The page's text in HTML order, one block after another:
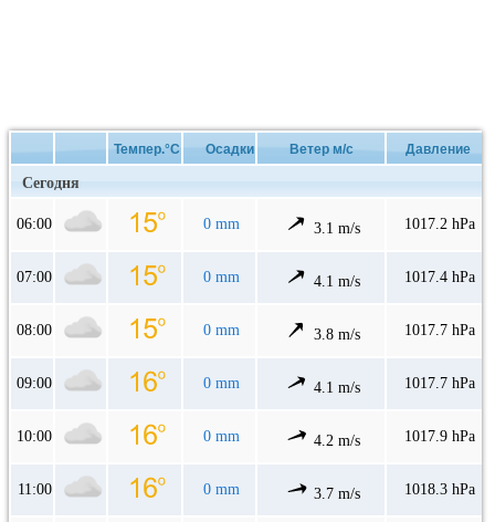
Темпер.°C Осадки Ветер м/с Давление
Сегодня
06:00 0 mm 3.1 m/s 1017.2 hPa
07:00 0 mm 4.1 m/s 1017.4 hPa
08:00 0 mm 3.8 m/s 1017.7 hPa
09:00 0 mm 4.1 m/s 1017.7 hPa
10:00 0 mm 4.2 m/s 1017.9 hPa
11:00 0 mm 3.7 m/s 1018.3 hPa